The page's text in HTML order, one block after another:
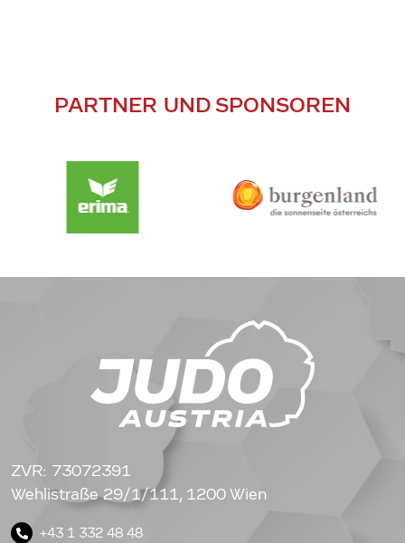
PARTNER UND SPONSOREN
ZVR: 73072391
Wehlistraße 29/1/111, 1200 Wien
+43 1 332 48 48